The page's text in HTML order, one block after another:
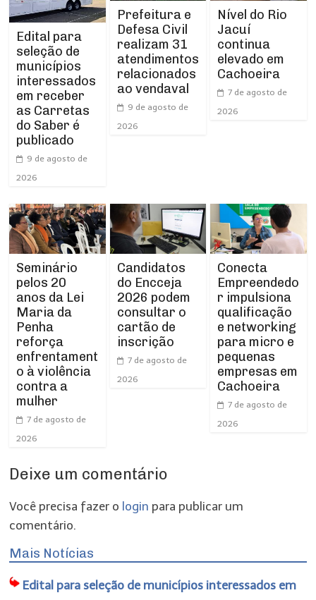
Edital para
seleção de
municípios
interessados
em receber
as Carretas
do Saber é
publicado
9 de agosto de
2026
Prefeitura e
Defesa Civil
realizam 31
atendimentos
relacionados
ao vendaval
9 de agosto de
2026
Nível do Rio
Jacuí
continua
elevado em
Cachoeira
7 de agosto de
2026
Seminário
pelos 20
anos da Lei
Maria da
Penha
reforça
enfrentament
o à violência
contra a
mulher
7 de agosto de
2026
Candidatos
do Encceja
2026 podem
consultar o
cartão de
inscrição
7 de agosto de
2026
Conecta
Empreendedo
r impulsiona
qualificação
e networking
para micro e
pequenas
empresas em
Cachoeira
7 de agosto de
2026
Deixe um comentário
Você precisa fazer o login para publicar um
comentário.
Mais Notícias
Edital para seleção de municípios interessados em